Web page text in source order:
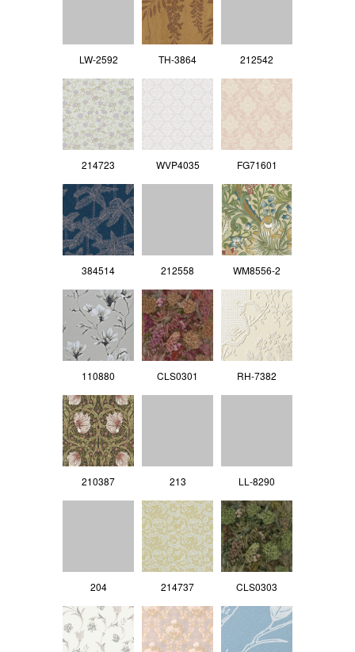
LW-2592 TH-3864 212542
214723 WVP4035 FG71601
384514 212558 WM8556-2
110880 CLS0301 RH-7382
210387 213 LL‐8290
204 214737 CLS0303